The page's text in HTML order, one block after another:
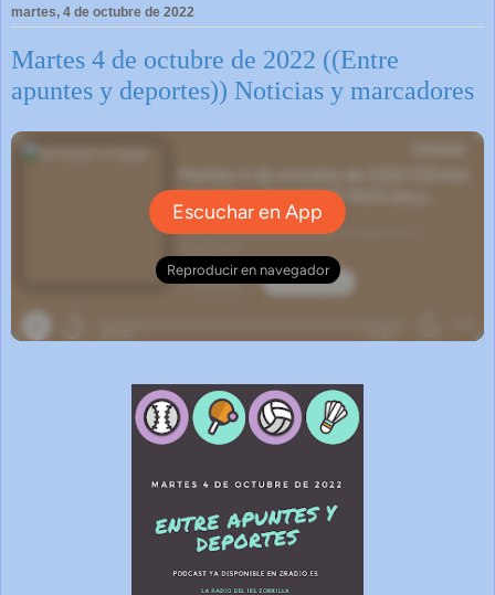
martes, 4 de octubre de 2022
Martes 4 de octubre de 2022 ((Entre
apuntes y deportes)) Noticias y marcadores